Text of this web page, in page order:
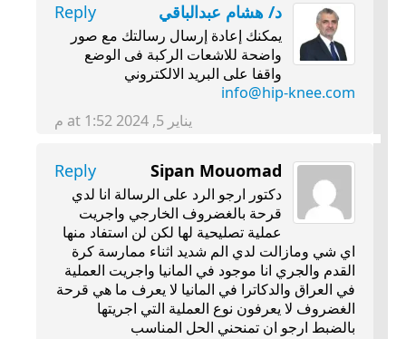
د/ هشام عبدالباقي Reply
يمكنك إعادة إرسال رسالتك مع صور
واضحة للاشعات الركبة فى الوضع
واقفا على البريد الالكتروني
info@hip-knee.com
يناير 5, 2024 at 1:52 م
Sipan Mouomad
Reply
دكتور ارجو الرد على الرسالة انا لدي
قرحة بالغضروف الخارجي واجريت
عملية تصليحية لها لكن لن استفاد منها
اي شي ومازالت لدي الم شديد اثناء ممارسة كرة
القدم والجري انا موجود في المانيا واجريت العملية
في العراق والدكاترا في المانيا لا يعرف ما هي قرحة
الغضروف لا يعرفون نوع العملية التي اجريتها
بالضبط ارجو ان تمنحني الحل المناسب